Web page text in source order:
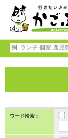
ワード検索：